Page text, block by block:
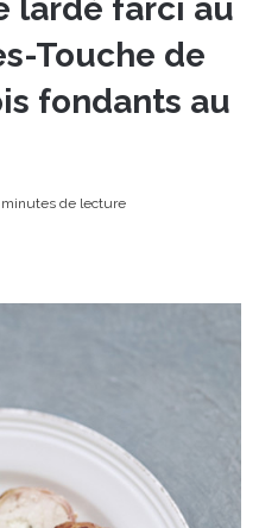
lardé farci au
Touche de
fondants au
minutes de lecture